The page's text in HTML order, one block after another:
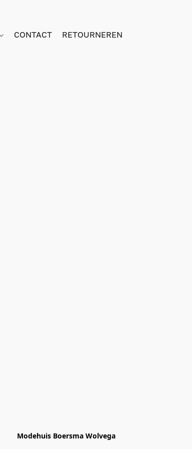
CONTACT RETOURNEREN
Modehuis Boersma Wolvega